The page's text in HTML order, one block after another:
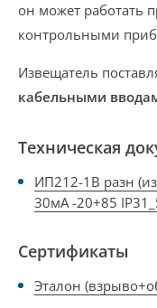
он может работать
контрольными
Извещатель
кабельными
Техническая
ИП212-1В разн
30мА -20+85
Сертификаты
Эталон